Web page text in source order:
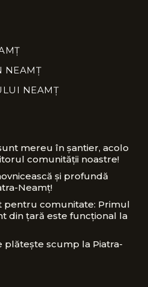
NEAMȚ
NEAMȚ
mereu în șantier, acolo
comunității noastre!
și profundă
Neamț!
pentru comunitate: Primul
din țară este funcțional la
plătește scump la Piatra-